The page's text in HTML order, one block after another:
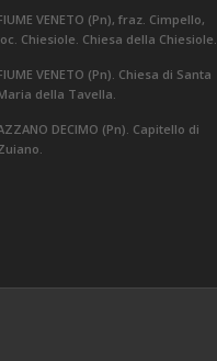
VENETO (Pn), fraz. Cimpello,
Chiesiole. Chiesa della Chiesiole.
VENETO (Pn). Chiesa di Santa
della Tavella.
DECIMO (Pn). Capitello di